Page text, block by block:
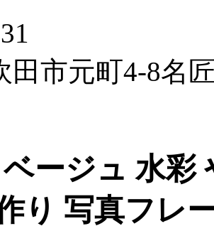
田市元町4-8名
ージュ 水彩
り 写真フレ